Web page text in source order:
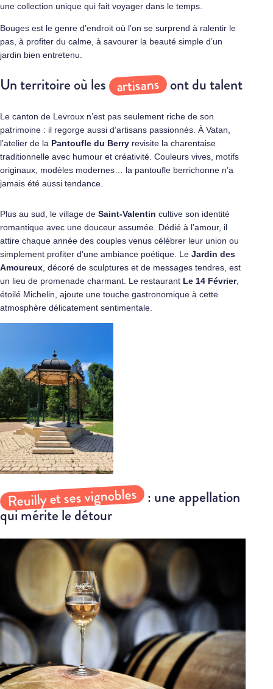
une collection unique qui fait voyager dans le temps.
Bouges est le genre d’endroit où l’on se surprend à ralentir le
pas, à profiter du calme, à savourer la beauté simple d’un
jardin bien entretenu.
Un territoire où les artisans ont du talent
Le canton de Levroux n’est pas seulement riche de son
patrimoine : il regorge aussi d’artisans passionnés. À Vatan,
l’atelier de la Pantoufle du Berry revisite la charentaise
traditionnelle avec humour et créativité. Couleurs vives, motifs
originaux, modèles modernes… la pantoufle berrichonne n’a
jamais été aussi tendance.
Plus au sud, le village de Saint‑Valentin cultive son identité
romantique avec une douceur assumée. Dédié à l’amour, il
attire chaque année des couples venus célébrer leur union ou
simplement profiter d’une ambiance poétique. Le Jardin des
Amoureux , décoré de sculptures et de messages tendres, est
un lieu de promenade charmant. Le restaurant Le 14 Février,
étoilé Michelin, ajoute une touche gastronomique à cette
atmosphère délicatement sentimentale.
Reuilly et ses vignobles : une appellation
qui mérite le détour